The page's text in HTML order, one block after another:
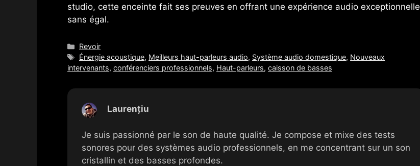
studio, cette enceinte fait ses preuves en offrant une expérience audio exceptionnelle
sans égal.
Catégories
Revoir
Mots
clés
Énergie acoustique, Meilleurs haut-parleurs audio, Système audio domestique, Nouveaux
intervenants, conférenciers professionnels, Haut-parleurs, caisson de basses
Laurențiu
Je suis passionné par le son de haute qualité. Je compose et mixe des tests
sonores pour des systèmes audio professionnels, en me concentrant sur un son
cristallin et des basses profondes.